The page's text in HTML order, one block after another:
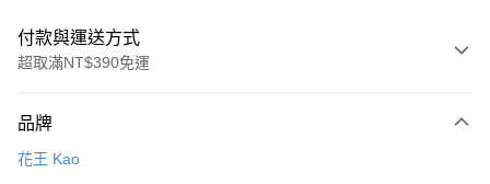
付款與運送方式
超取滿NT$390免運
POYA支付
品牌
花王 Kao